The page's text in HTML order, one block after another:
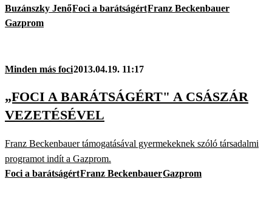
Buzánszky JenőFoci a barátságértFranz Beckenbauer
Gazprom
Minden más foci2013.04.19. 11:17
„FOCI A BARÁTSÁGÉRT" A CSÁSZÁR
VEZETÉSÉVEL
Franz Beckenbauer támogatásával gyermekeknek szóló társadalmi
programot indít a Gazprom.
Foci a barátságértFranz BeckenbauerGazprom